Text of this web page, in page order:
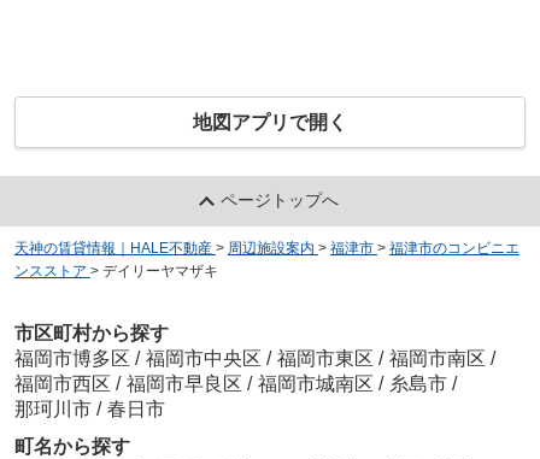
地図アプリで開く
ページトップへ
天神の賃貸情報｜HALE不動産 > 周辺施設案内 > 福津市 > 福津市のコンビニエ
ンスストア > デイリーヤマザキ
市区町村から探す
福岡市博多区 / 福岡市中央区 / 福岡市東区 / 福岡市南区 /
福岡市西区 / 福岡市早良区 / 福岡市城南区 / 糸島市 /
那珂川市 / 春日市
町名から探す